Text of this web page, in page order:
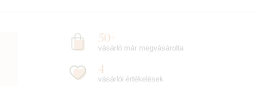
50+
vásárló már megvásárolta
4
vásárlói értékelések